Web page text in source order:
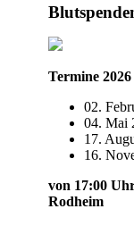
Termine 2026
02.
04. Mai
17.
16.
von 17:00
Rodheim